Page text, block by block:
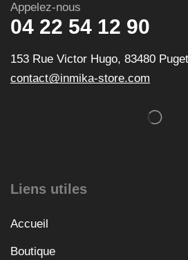
Appelez-nous
04 22 54 12 90
153 Rue Victor Hugo, 83480
contact@inmika-store.com
Liens utiles
Accueil
Boutique